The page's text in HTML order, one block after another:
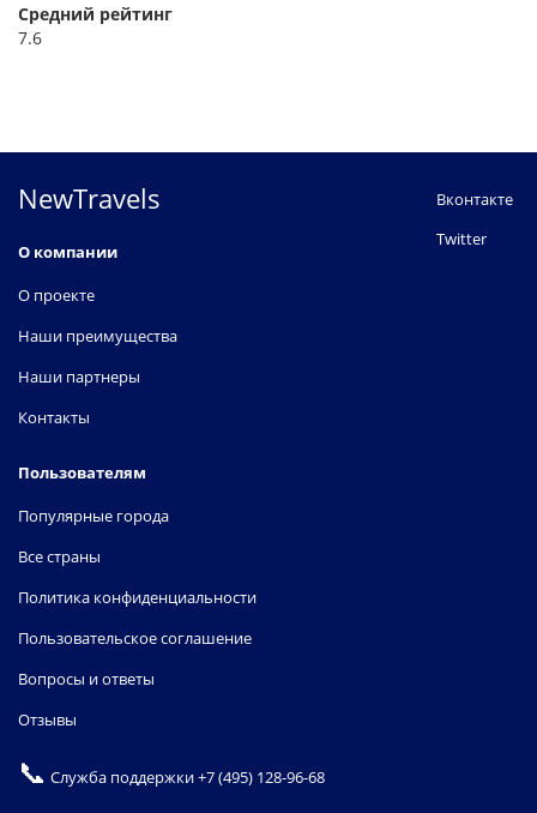
Средний рейтинг
7.6
NewTravels
О компании
О проекте
Наши преимущества
Наши партнеры
Контакты
Пользователям
Популярные города
Все страны
Политика конфиденциальности
Пользовательское соглашение
Вопросы и ответы
Отзывы
Вконтакте
Twitter
📞 Служба поддержки+7 (495) 128-96-68